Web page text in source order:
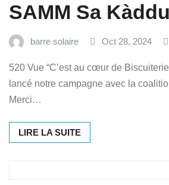
SAMM Sa Kàddu
barre solaire Oct 28, 2024
520 Vue “C’est au cœur de
lancé notre campagne avec la
Merci…
LIRE LA SUITE